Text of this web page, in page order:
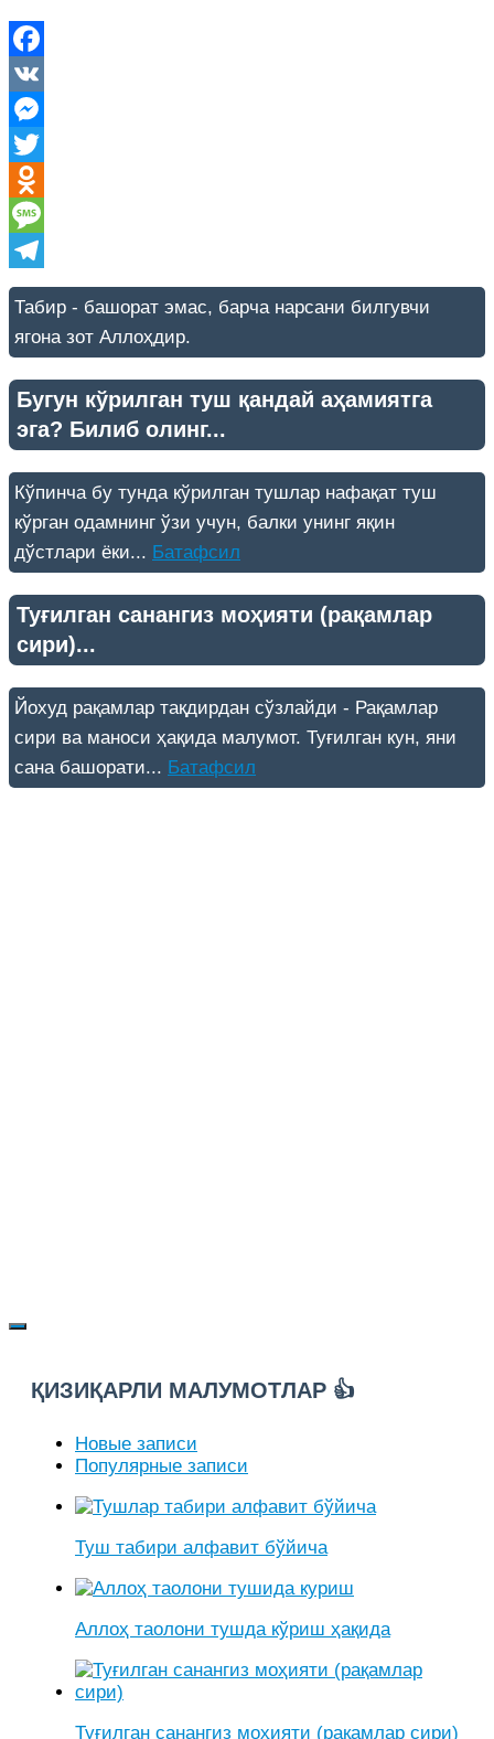
Facebook
VK
Messenger
Twitter
Odnoklassniki
Message
Telegram
Табир - башорат эмас, барча нарсани билгувчи
ягона зот Аллоҳдир.
Бугун кўрилган туш қандай аҳамиятга
эга? Билиб олинг...
Кўпинча бу тунда кўрилган тушлар нафақат туш
кўрган одамнинг ўзи учун, балки унинг яқин
дўстлари ёки... Батафсил
Туғилган санангиз моҳияти (рақамлар
сири)...
Йохуд рақамлар тақдирдан сўзлайди - Рақамлар
сири ва маноси ҳақида малумот. Туғилган кун, яни
сана башорати... Батафсил
ҚИЗИҚАРЛИ МАЛУМОТЛАР 👍
Новые записи
Популярные записи
Туш табири алфавит бўйича
Аллоҳ таолони тушда кўриш ҳақида
Туғилган санангиз моҳияти (рақамлар сири)